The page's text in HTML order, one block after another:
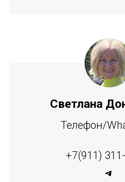
Светлана
Телефон/
+7(911)